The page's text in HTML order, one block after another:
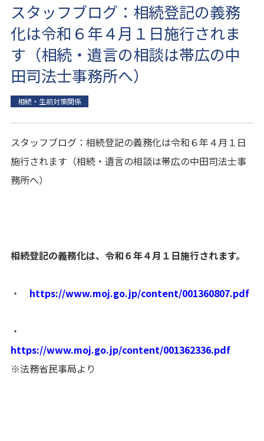
スタッフブログ：相続登記の義務
化は令和６年４月１日施行されま
す（相続・遺言の相談は帯広の中
田司法士事務所へ）
相続・生前対策関係
スタッフブログ：相続登記の義務化は令和６年４月１日
施行されます（相続・遺言の相談は帯広の中田司法士事
務所へ）
相続登記の義務化は、令和６年４月１日施行されます。
・ https://www.moj.go.jp/content/001360807.pdf
・
https://www.moj.go.jp/content/001362336.pdf
※法務省民事局より